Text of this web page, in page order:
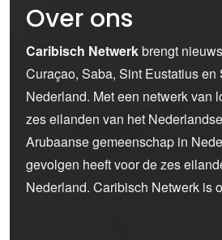
Over ons
Caribisch Netwerkbrengt
Curaçao, Saba, Sint Eustatius
Nederland. Met een netwerk van
zes eilanden van het
Arubaanse gemeenschap in
gevolgen heeft voor de zes
Nederland. Caribisch Netwerk is